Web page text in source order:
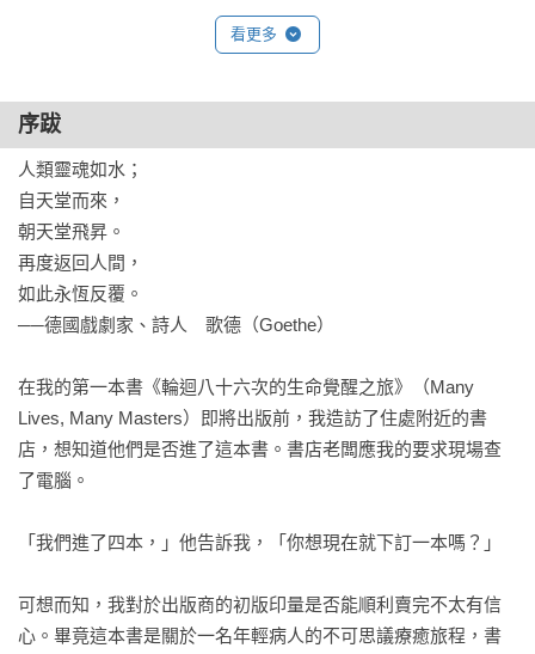
看更多
序跋
人類靈魂如水；
自天堂而來，
朝天堂飛昇。
再度返回人間，
如此永恆反覆。
──德國戲劇家、詩人　歌德（Goethe）
在我的第一本書《輪迴八十六次的生命覺醒之旅》（Many
Lives, Many Masters）即將出版前，我造訪了住處附近的書
店，想知道他們是否進了這本書。書店老闆應我的要求現場查
了電腦。
「我們進了四本，」他告訴我，「你想現在就下訂一本嗎？」
可想而知，我對於出版商的初版印量是否能順利賣完不太有信
心。畢竟這本書是關於一名年輕病人的不可思議療癒旅程，書